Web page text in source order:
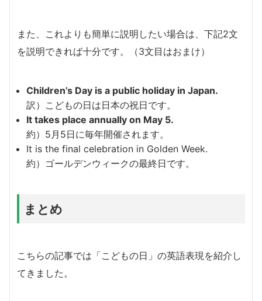
また、これよりも簡単に説明したい場合は、下記2文
を説明できれば十分です。（3文目はおまけ）
Children’s Day is a public holiday in Japan.
訳）こどもの日は日本の祝日です。
It takes place annually on May 5.
約）5月5日に毎年開催されます。
It is the final celebration in Golden Week.
約）ゴールデンウィークの最終日です。
まとめ
こちらの記事では「こどもの日」の英語表現を紹介し
てきました。